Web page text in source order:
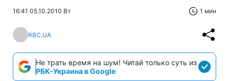
16:41 05.10.2010 Вт 1 мин
RBC.UA
Не трать время на шум! Читай только суть из
РБК-Украина в Google